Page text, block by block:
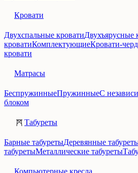
Кровати
Двухспальные кроватиДвухъярусные
кроватиКомплектующиеКровати-
кровати
Матрасы
БеспружинныеПружинныеС
блоком
Табуреты
Барные табуретыДеревянные
табуретыМеталлические табуреты
Компьютерные кресла